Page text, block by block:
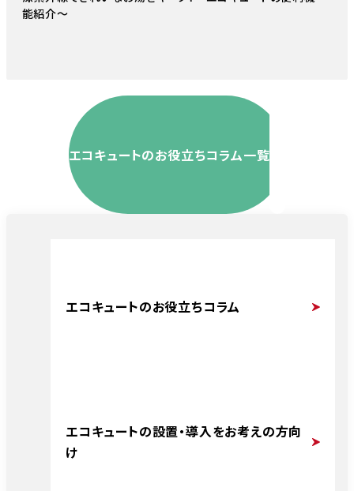
能紹介〜
エコキュートのお役立ちコラム一覧
エコキュートのお役立ちコラム
エコキュートの設置・導入をお考えの方向
け